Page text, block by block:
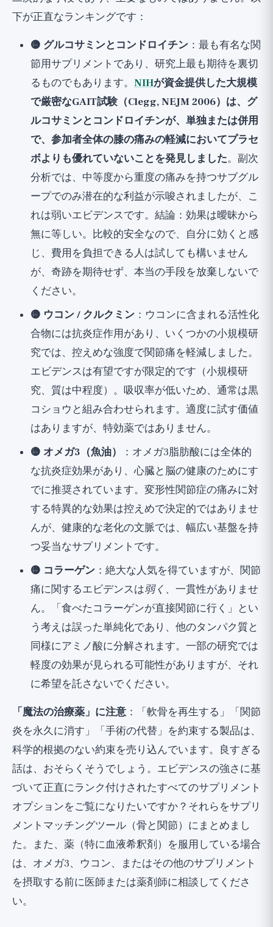
下が正直なランキングです：
🟡 グルコサミンとコンドロイチン ：最も有名な関
節用サプリメントであり、研究上最も期待を裏切
るものでもあります。 NIHが資金提供した大規模
で厳密なGAIT試験（Clegg, NEJM 2006）は、グ
ルコサミンとコンドロイチンが、単独または併用
で、参加者全体の膝の痛みの軽減においてプラセ
ボよりも優れていないことを発見しました。副次
分析では、中等度から重度の痛みを持つサブグル
ープでのみ潜在的な利益が示唆されましたが、こ
れは弱いエビデンスです。結論：効果は曖昧から
無に等しい。比較的安全なので、自分に効くと感
じ、費用を負担できる人は試しても構いません
が、奇跡を期待せず、本当の手段を放棄しないで
ください。
🟡 ウコン / クルクミン ：ウコンに含まれる活性化
合物には抗炎症作用があり、いくつかの小規模研
究では、控えめな強度で関節痛を軽減しました。
エビデンスは有望ですが限定的です（小規模研
究、質は中程度）。吸収率が低いため、通常は黒
コショウと組み合わせられます。適度に試す価値
はありますが、特効薬ではありません。
🟡 オメガ3（魚油）
：オメガ3脂肪酸には全体的
な抗炎症効果があり、心臓と脳の健康のためにす
でに推奨されています。変形性関節症の痛みに対
する特異的な効果は控えめで決定的ではありませ
んが、健康的な老化の文脈では、幅広い基盤を持
つ妥当なサプリメントです。
🟡 コラーゲン ：絶大な人気を得ていますが、関節
痛に関するエビデンスは弱く 、一貫性がありませ
ん。「食べたコラーゲンが直接関節に行く」とい
う考えは誤った単純化であり、他のタンパク質と
同様にアミノ酸に分解されます。一部の研究では
軽度の効果が見られる可能性がありますが、それ
に希望を託さないでください。
「魔法の治療薬」に注意 ：「軟骨を再生する」「関節
炎を永久に消す」「手術の代替」を約束する製品は、
科学的根拠のない約束を売り込んでいます。良すぎる
話は、おそらくそうでしょう。エビデンスの強さに基
づいて正直にランク付けされたすべてのサプリメント
オプションをご覧になりたいですか？それらをサプリ
メントマッチングツール（骨と関節） にまとめまし
た。また、薬（特に血液希釈剤）を服用している場合
は、オメガ3、ウコン、またはその他のサプリメント
を摂取する前に医師または薬剤師に相談してくださ
い。